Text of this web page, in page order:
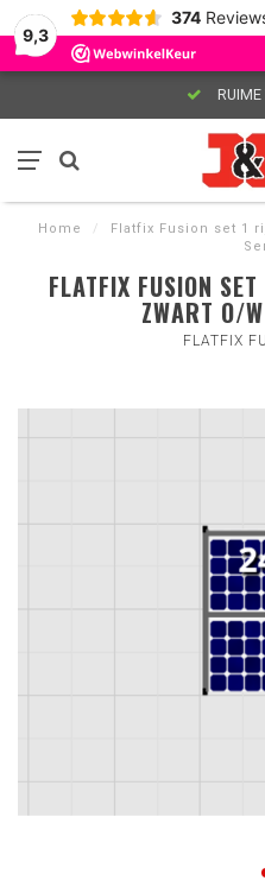
9,3
374
Home /
Flatfix Fusion set 1
FLATFIX FUSION
ZWART O/
FLATFIX